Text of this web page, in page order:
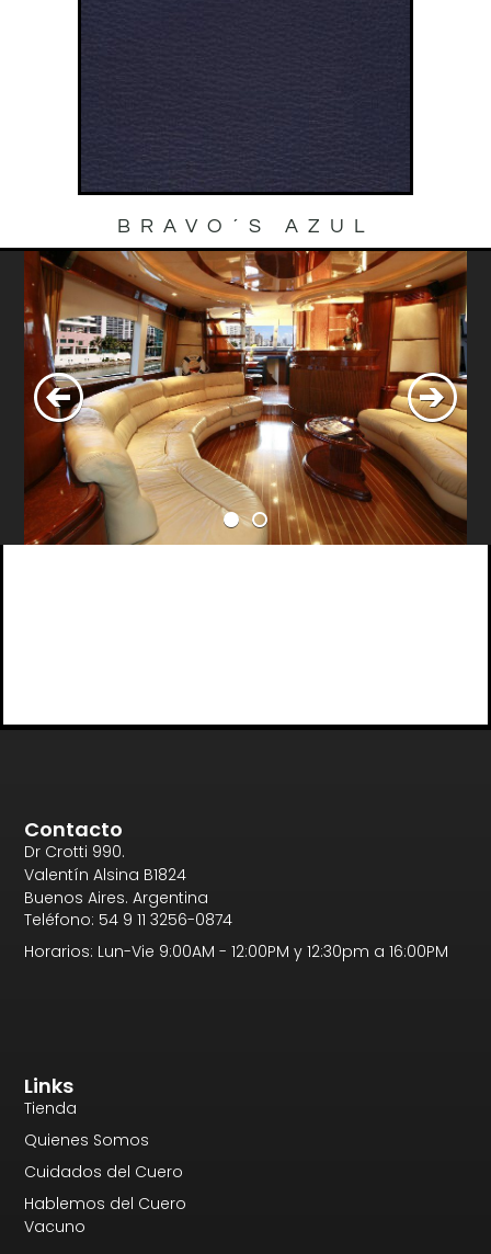
BRAVO´S AZUL
Links
Tienda
Quienes Somos
Cuidados del Cuero
Hablemos del Cuero
Vacuno
Contacto
Dr Crotti 990.
Valentín Alsina B1824
Buenos Aires. Argentina
Teléfono: 54 9 11 3256-0874
Horarios: Lun-Vie 9:00AM - 12:00PM y 12:30pm a 16:00PM